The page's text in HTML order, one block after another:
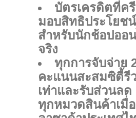
บัตรเครดิตที่ค
มอบสิทธิประโยช
สำหรับนักช้อปออ
จริง
ทุกการจับจ่าย
คะแนนสะสมซิตี้รี
เท่าและรับส่วนลด
ทุกหมวดสินค้าเมื่